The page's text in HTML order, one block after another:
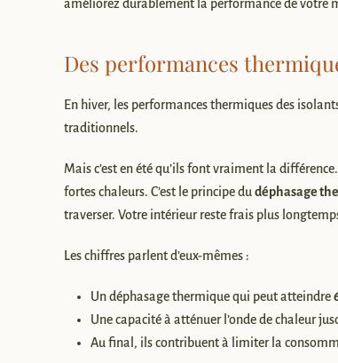
améliorez durablement la performance de votre
Des performances
En hiver, les performances thermiques des
traditionnels.
Mais c’est en été qu’ils font vraiment la
fortes chaleurs. C’est le principe dudéphasage
traverser. Votre intérieur reste frais plus
Les chiffres parlent d’eux-mêmes :
Un déphasage thermique qui peut atteindre
Une capacité à atténuer l’onde de chaleur
Au final, ils contribuent à limiter la